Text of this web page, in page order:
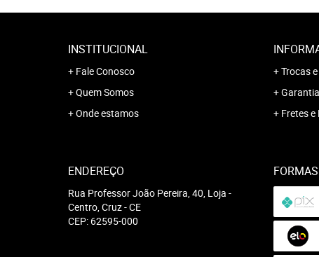
INSTITUCIONAL
Fale Conosco
Quem Somos
Onde estamos
Trocas
Fretes e
ENDEREÇO
Rua Professor João Pereira, 40, Loja -
Centro, Cruz-CE
CEP: 62595-000